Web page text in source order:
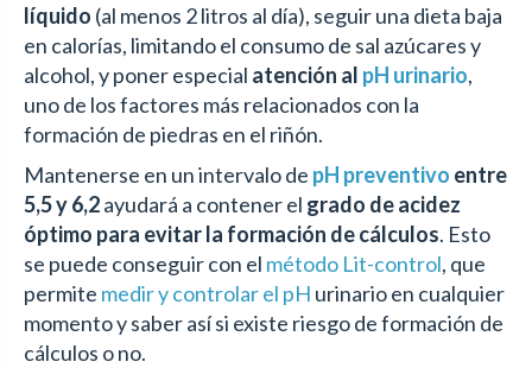
líquido (al menos 2 litros al día), seguir una dieta baja
en calorías, limitando el consumo de sal azúcares y
alcohol, y poner especial atención al pH urinario,
uno de los factores más relacionados con la
formación de piedras en el riñón.
Mantenerse en un intervalo de pH preventivo entre
5,5 y 6,2ayudará a contener el grado de acidez
óptimo para evitar la formación de cálculos. Esto
se puede conseguir con el método Lit-control, que
permite medir y controlar el pH urinario en cualquier
momento y saber así si existe riesgo de formación de
cálculos o no.